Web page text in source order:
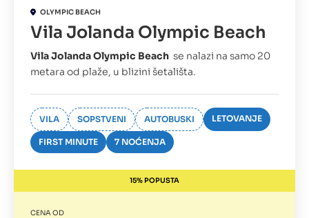
OLYMPIC BEACH
Vila Jolanda Olympic Beach
Vila Jolanda Olympic Beach se nalazi na samo 20
metara od plaže, u blizini šetališta.
VILA SOPSTVENI AUTOBUSKI LETOVANJE
FIRST MINUTE 7 NOĆENJA
15% POPUSTA
CENA OD